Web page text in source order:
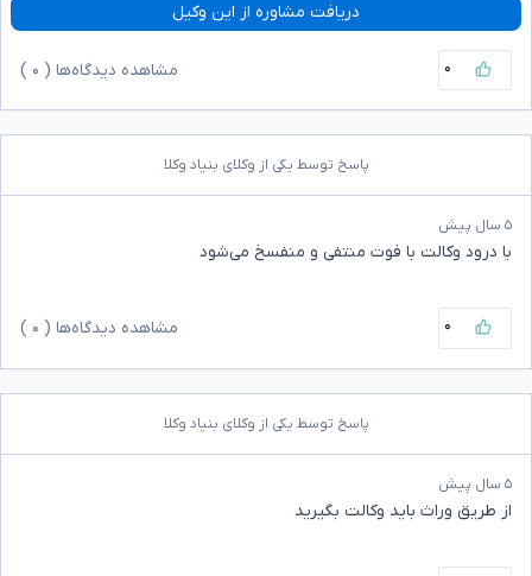
دریافت مشاوره از این وکیل
۰ مشاهده دیدگاه‌ها ( ۰
پاسخ توسط یکی از وکلای بنیاد وکلا
۵ سال پیش
با درود وکالت با فوت منتفی و منفسخ می‌شود
۰ مشاهده دیدگاه‌ها ( ۰
پاسخ توسط یکی از وکلای بنیاد وکلا
۵ سال پیش
از طریق وراث باید وکالت بگیرید